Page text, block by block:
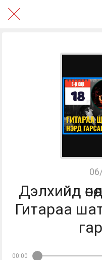
Дэлхийд
Гитараа
00:00